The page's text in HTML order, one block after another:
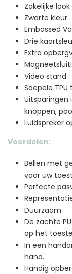
Zakelijke look
Zwarte kleur
Embossed
Drie
Extra
Video stand
Soepele
knoppen,
Luidspreker
Voordelen:
Bellen met
voor uw
Perfecte
Duurzaam
De zachte
op het
In een
hand.
Handig